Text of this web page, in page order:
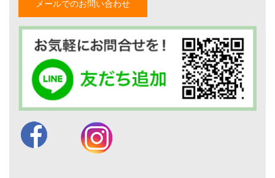
山形隆のブログ
仲内渉のブログ
029-305-3688
メールでのお問い合わせ